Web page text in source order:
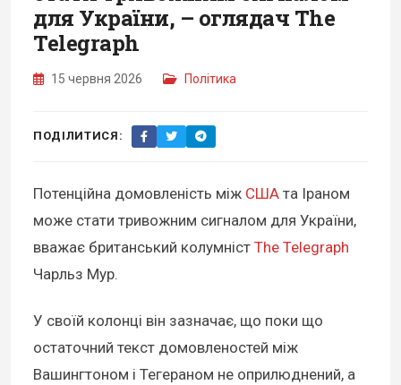
для України, – оглядач The
Telegraph
15 червня 2026 Політика
ПОДІЛИТИСЯ:
Потенційна домовленість між США та Іраном
може стати тривожним сигналом для України,
вважає британський колумніст The Telegraph
Чарльз Мур.
У своїй колонці він зазначає, що поки що
остаточний текст домовленостей між
Вашингтоном і Тегераном не оприлюднений, а